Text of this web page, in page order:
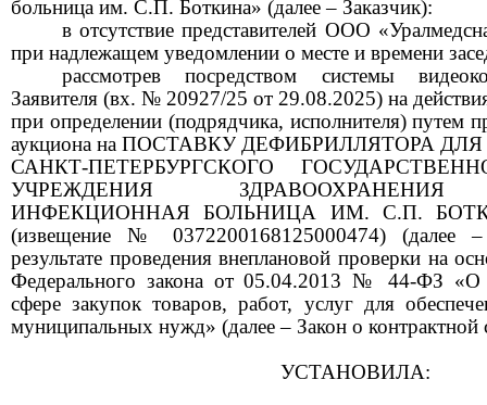
больница им. С.П. Боткина» (далее – Заказчик):
в отсутствие представителей ООО «
при надлежащем уведомлении о месте и времени
рассмотрев посредством системы
Заявителя (вх. № 20927/25 от 29.08.2025) на
при определении (подрядчика, исполнителя) путем
аукциона на ПОСТАВКУ ДЕФИБРИЛЛЯТОРА
САНКТ-ПЕТЕРБУРГСКОГО
УЧРЕЖДЕНИЯ ЗДРАВООХРАНЕНИЯ
ИНФЕКЦИОННАЯ БОЛЬНИЦА ИМ. С.П.
(извещение №0372200168125000474) (далее
результате проведения внеплановой проверки на
Федерального закона от 05.04.2013 № 44-ФЗ «О
сфере закупок товаров, работ, услуг для
муниципальных нужд» (далее – Закон о контрактной
УСТАНОВИЛА: